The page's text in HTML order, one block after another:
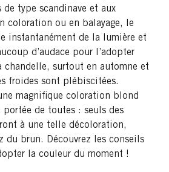
type scandinave et aux
coloration ou en balayage, le
instantanément de la lumière et
d’audace pour l’adopter
chandelle, surtout en automne et
froides sont plébiscitées.
magnifique coloration blond
portée de toutes : seuls des
à une telle décoloration,
du brun. Découvrez les conseils
la couleur du moment !